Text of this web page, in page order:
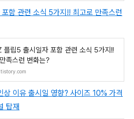
함 관련 소식 5가지!! 최고로 만족스런
플립5 출시일자 포함 관련 소식 5가지!!
족스런 변화는?
상 이유 출시일 영향? 사이즈 10% 가격
탑재